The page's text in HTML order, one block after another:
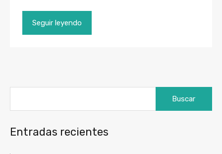
Seguir leyendo
Entradas recientes